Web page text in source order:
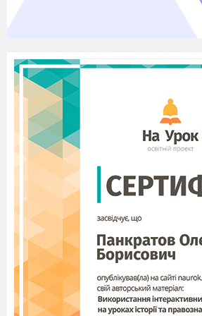
майбутню дитину на честь (О.
Б співака
В майстра живопису
Г кінорежисера
3. Як тільки людина потрапляє до
Чорногуз пропонує глядачеві
поводитися в кіно»)
А розпочати смакувати насіння
Б голосно сміятися
В присісти на своє місце
Г з кимось познайомитися
4. Установіть відповідність
Твір
1 В. Самійленко «На печі»
2 В. Самійленко «Сміливий
3 В. Самійленко «Діяч»